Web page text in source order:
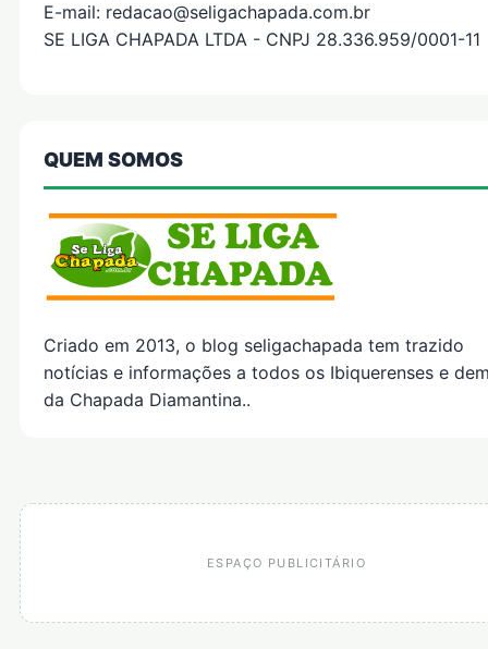
E-mail: redacao@seligachapada.com.br
SE LIGA CHAPADA LTDA - CNPJ 28.336.959/0001-11
QUEM SOMOS
Criado em 2013, o blog seligachapada tem trazido
notícias e informações a todos os Ibiquerenses e
da Chapada Diamantina..
ESPAÇO PUBLICITÁRIO